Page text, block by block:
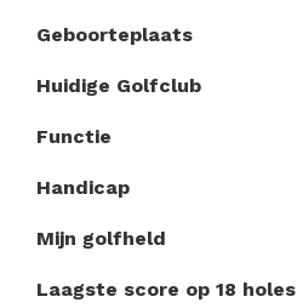
Geboorteplaats
Huidige Golfclub
Functie
Handicap
Mijn golfheld
Laagste score op 18 holes